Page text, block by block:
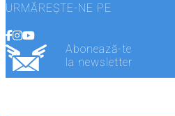
URMĂREȘTE-NE PE
Abonează-te
la newsletter